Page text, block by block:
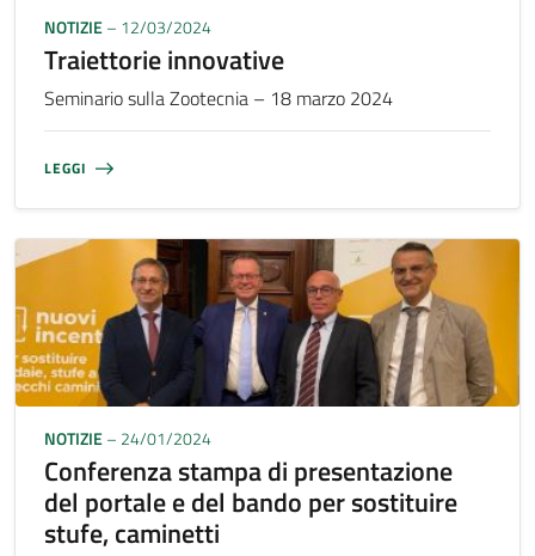
NOTIZIE– 12/03/2024
Traiettorie innovative
Seminario sulla Zootecnia – 18 marzo 2024
LEGGI
NOTIZIE– 24/01/2024
Conferenza stampa di presentazione
del portale e del bando per sostituire
stufe, caminetti